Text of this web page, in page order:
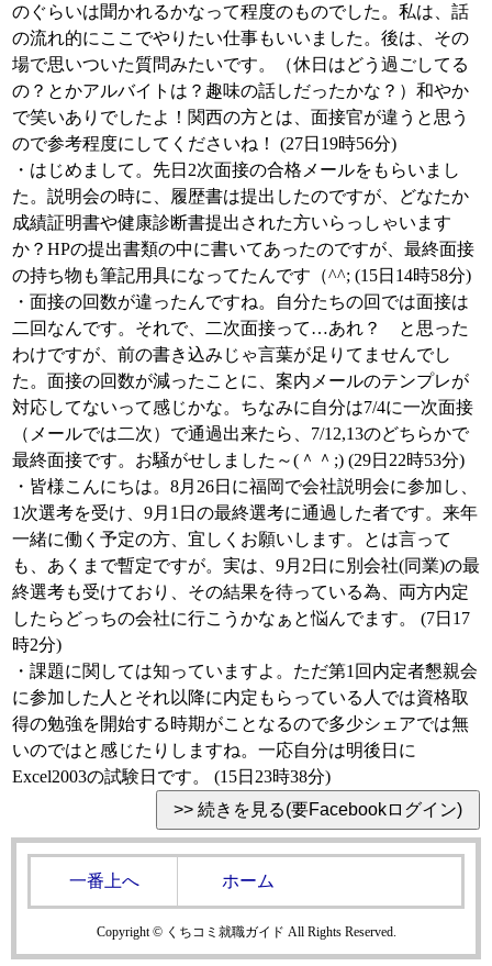
のぐらいは聞かれるかなって程度のものでした。私は、話
の流れ的にここでやりたい仕事もいいました。後は、その
場で思いついた質問みたいです。（休日はどう過ごしてる
の？とかアルバイトは？趣味の話しだったかな？）和やか
で笑いありでしたよ！関西の方とは、面接官が違うと思う
ので参考程度にしてくださいね！ (27日19時56分)
・はじめまして。先日2次面接の合格メールをもらいまし
た。説明会の時に、履歴書は提出したのですが、どなたか
成績証明書や健康診断書提出された方いらっしゃいます
か？HPの提出書類の中に書いてあったのですが、最終面接
の持ち物も筆記用具になってたんです（^^; (15日14時58分)
・面接の回数が違ったんですね。自分たちの回では面接は
二回なんです。それで、二次面接って…あれ？ と思った
わけですが、前の書き込みじゃ言葉が足りてませんでし
た。面接の回数が減ったことに、案内メールのテンプレが
対応してないって感じかな。ちなみに自分は7/4に一次面接
（メールでは二次）で通過出来たら、7/12,13のどちらかで
最終面接です。お騒がせしました～(＾＾;) (29日22時53分)
・皆様こんにちは。8月26日に福岡で会社説明会に参加し、
1次選考を受け、9月1日の最終選考に通過した者です。来年
一緒に働く予定の方、宜しくお願いします。とは言って
も、あくまで暫定ですが。実は、9月2日に別会社(同業)の最
終選考も受けており、その結果を待っている為、両方内定
したらどっちの会社に行こうかなぁと悩んでます。 (7日17
時2分)
・課題に関しては知っていますよ。ただ第1回内定者懇親会
に参加した人とそれ以降に内定もらっている人では資格取
得の勉強を開始する時期がことなるので多少シェアでは無
いのではと感じたりしますね。一応自分は明後日に
Excel2003の試験日です。 (15日23時38分)
一番上へ ホーム
Copyright © くちコミ就職ガイド All Rights Reserved.